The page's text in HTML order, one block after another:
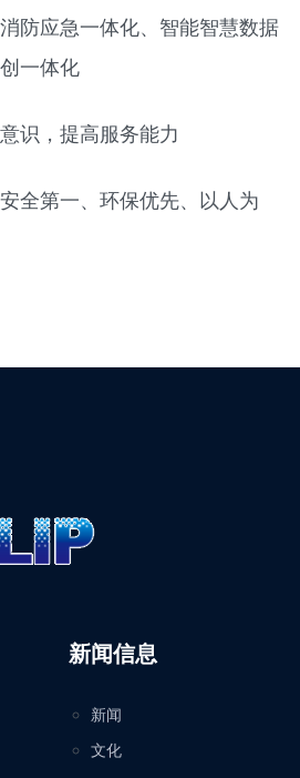
防应急一体化、智能智慧数据
一体化
识，提高服务能力
安全第一、环保优先、以人为
新闻信息
新闻
文化